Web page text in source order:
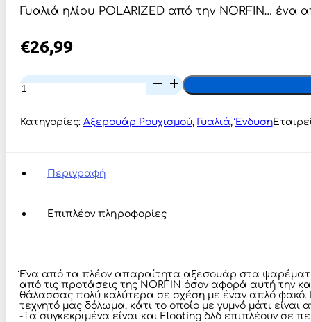
Γυαλιά ηλίου POLARIZED από την NORFIN…
€26,99
NORFIN
NF-
Floating
Polarized
Κατηγορίες: Αξερουάρ Ρουχισμού, Γυαλιά,Ένδυση
Περιγραφή
Επιπλέον πληροφορίες
Ένα από τα πλέον απαραίτητα αξεσουάρ στα ψαρέματα
από τις προτάσεις της NORFIN όσον αφορά αυτή την
θάλασσας πολύ καλύτερα σε σχέση με έναν απλό φακό.
τεχνητό μας δόλωμα, κάτι το οποίο με γυμνό μάτι είναι
-Tα συγκεκριμένα είναι και Floating δλδ επιπλέουν